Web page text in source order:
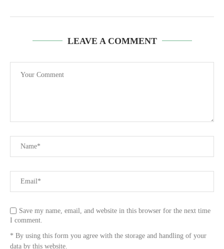
LEAVE A COMMENT
Save my name, email, and website in this browser for the next time
I comment.
* By using this form you agree with the storage and handling of your
data by this website.